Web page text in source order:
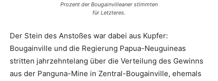
Prozent der Bougainvilleaner stimmten
für Letzteres.
Der Stein des Anstoßes war dabei aus Kupfer:
Bougainville und die Regierung Papua-Neuguineas
stritten jahrzehntelang über die Verteilung des Gewinns
aus der Panguna-Mine in Zentral-Bougainville, ehemals